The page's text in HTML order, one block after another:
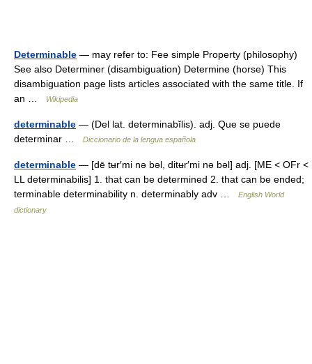
Determinable — may refer to: Fee simple Property (philosophy)
See also Determiner (disambiguation) Determine (horse) This
disambiguation page lists articles associated with the same title. If
an …
Wikipedia
determinable — (Del lat. determinabĭlis). adj. Que se puede
determinar …
Diccionario de la lengua española
determinable — [dē tʉr′mi nə bəl, ditʉr′mi nə bəl] adj. [ME < OFr <
LL determinabilis] 1. that can be determined 2. that can be ended;
terminable determinability n. determinably adv …
English World
dictionary